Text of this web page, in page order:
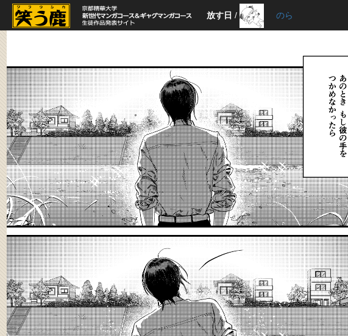
放す日 / のら